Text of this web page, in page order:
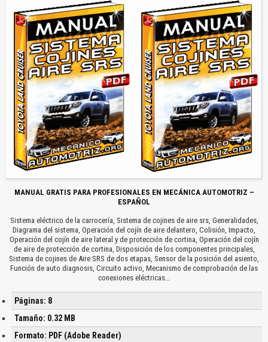
MANUAL GRATIS PARA PROFESIONALES EN MECÁNICA AUTOMOTRIZ –
ESPAÑOL
Sistema eléctrico de la carrocería, Sistema de cojines de aire srs, Generalidades,
Diagrama del sistema, Operación del cojín de aire delantero, Colisión, Impacto,
Operación del cojín de aire lateral y de protección de cortina, Operación del cojín
de aire de protección de cortina, Disposición de los componentes principales,
Sistema de cojines de Aire SRS de dos etapas, Sensor de la posición del asiento,
Función de auto diagnosis, Circuito activo, Mecanismo de comprobación de las
conexiones eléctricas…
Páginas: 8
Tamaño: 0.32 MB
Formato: PDF (Adobe Reader)